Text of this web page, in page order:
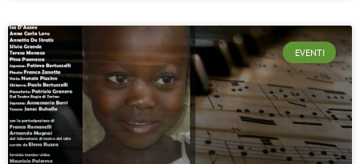
EVENTI